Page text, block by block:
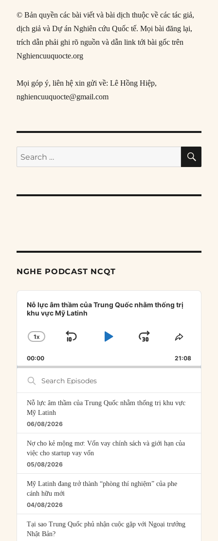
© Bản quyền các bài viết và bài dịch thuộc về các tác giả,
dịch giả và Dự án Nghiên cứu Quốc tế. Mọi bài đăng lại,
trích dẫn phải ghi rõ nguồn và dẫn link tới bài gốc trên
Nghiencuuquocte.org
Mọi góp ý, liên hệ xin gửi về: Lê Hồng Hiệp,
nghiencuuquocte@gmail.com
Search
for:
NGHE PODCAST NCQT
Audio
Player
Nỗ lực âm thầm của Trung Quốc nhằm thống trị
khu vực Mỹ Latinh
CHANGE
RATE
1X
SKIP
PLAYJUMP
FORWARD
SHARE
00:00 21:08
Search
Episodes
Nỗ lực âm thầm của Trung Quốc nhằm thống trị khu vực
Mỹ Latinh
06/08/2026
Nợ cho kẻ mộng mơ: Vốn vay chính sách và giới hạn của
việc cho startup vay vốn
05/08/2026
Mỹ Latinh đang trở thành “phòng thí nghiệm” của phe
cánh hữu mới
04/08/2026
Tại sao Trung Quốc phủ nhận cuộc gặp với Ngoại trưởng
Nhật Bản?